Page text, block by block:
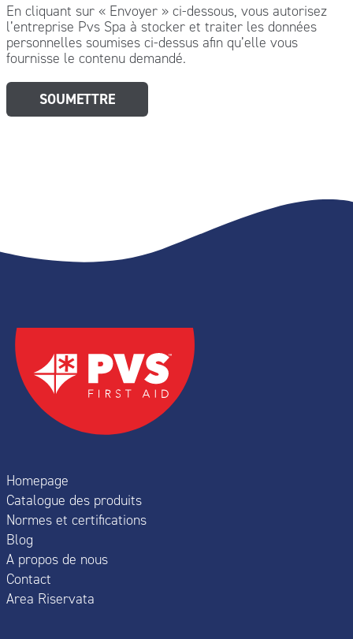
En cliquant sur « Envoyer » ci-dessous, vous autorisez
l’entreprise Pvs Spa à stocker et traiter les données
personnelles soumises ci-dessus afin qu’elle vous
fournisse le contenu demandé.
Homepage
Catalogue des produits
Normes et certifications
Blog
A propos de nous
Contact
Area Riservata